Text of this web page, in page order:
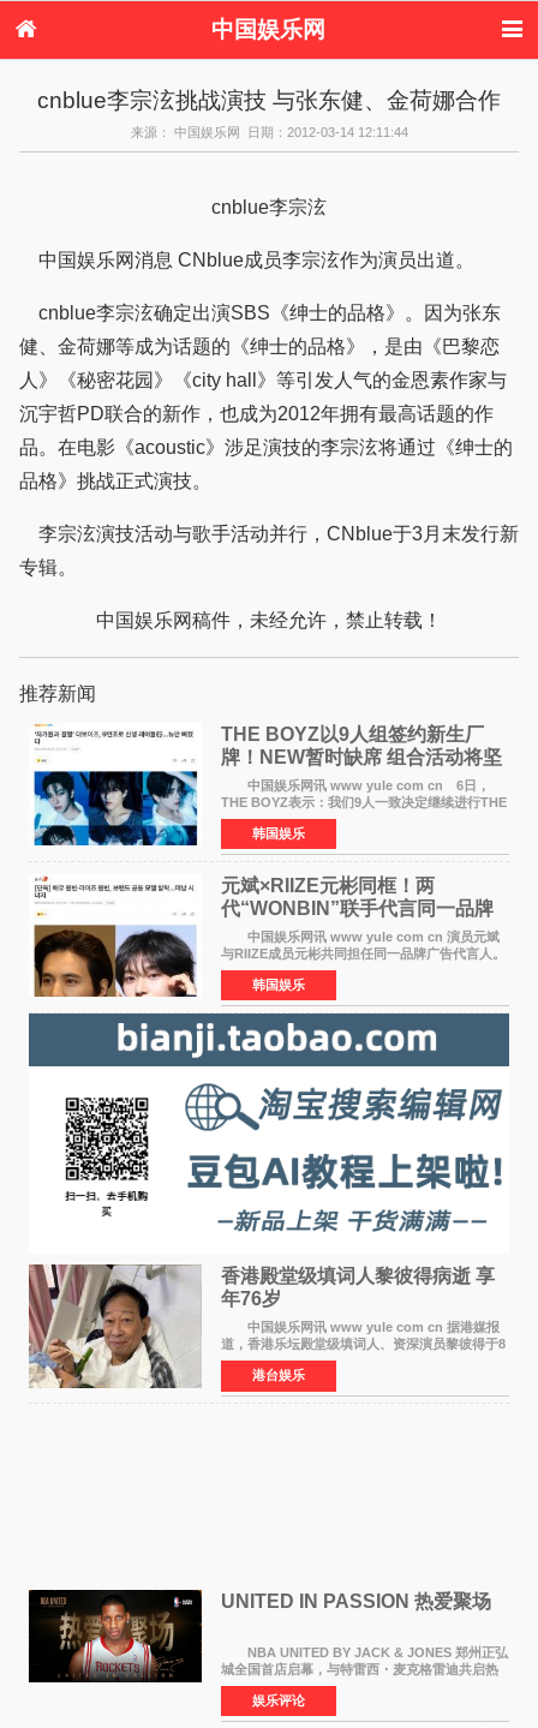
中国娱乐网
港台娱乐
日本娱乐 韩国娱乐
欧美娱乐
音乐新闻 影视新闻
内地明星八卦
八卦
cnblue李宗泫挑战演技 与张东健、金荷娜合作
来源： 中国娱乐网 日期：2012-03-14 12:11:44
cnblue李宗泫
中国娱乐网消息 CNblue成员李宗泫作为演员出道。
cnblue李宗泫确定出演SBS《绅士的品格》。因为张东
健、金荷娜等成为话题的《绅士的品格》，是由《巴黎恋
人》《秘密花园》《city hall》等引发人气的金恩素作家与
沉宇哲PD联合的新作，也成为2012年拥有最高话题的作
品。在电影《acoustic》涉足演技的李宗泫将通过《绅士的
品格》挑战正式演技。
李宗泫演技活动与歌手活动并行，CNblue于3月末发行新
专辑。
中国娱乐网稿件，未经允许，禁止转载！
推荐新闻
THE BOYZ以9人组签约新生厂
牌！NEW暂时缺席 组合活动将坚
定不移继续
中国娱乐网讯 www yule com cn 6日，
THE BOYZ表示：我们9人一致决定继续进行THE
BOYZ组合活动，并且已经完成了组合团体活动
签约。目前正在新生厂牌下进行活动准备。尚未
离开THE BOYZ原所
韩国娱乐
元斌×RIIZE元彬同框！两
代“WONBIN”联手代言同一品牌
颜值天花板合体
中国娱乐网讯 www yule com cn 演员元斌
与RIIZE成员元彬共同担任同一品牌广告代言人。
6日据独家报道，继演员元斌之后，RIIZE元彬最
近也被选为某在线中介平台A公司的共同广告代言
人，两人将作
韩国娱乐
香港殿堂级填词人黎彼得病逝 享
年76岁​
中国娱乐网讯 www yule com cn 据港媒报
道，香港乐坛殿堂级填词人、资深演员黎彼得于8
月5日上午因病离世，终年76岁。好友钟志光透
露，黎彼得今年3月中风后便卧床休养，身体机能
持续衰退，最
港台娱乐
UNITED IN PASSION 热爱聚场
NBA UNITED BY JACK & JONES 郑州正弘
城全国首店启幕，与特雷西・麦克格雷迪共启热
爱 2026 年7 月21 日，
NBAUNITEDBYJACK&JONES 全国首店，于郑
州正弘城正式启幕。NBA 传奇球星
娱乐评论